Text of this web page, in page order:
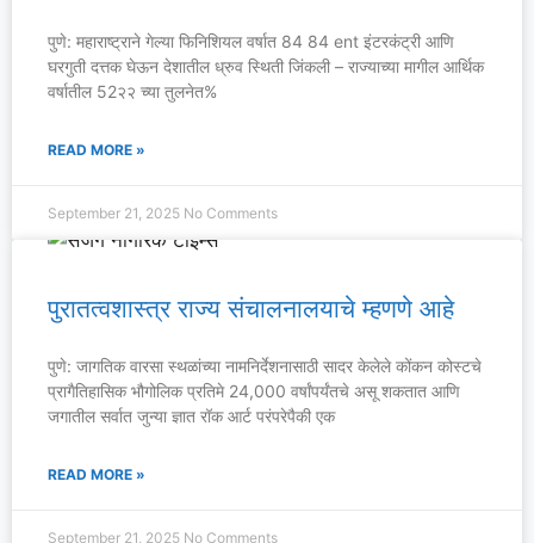
पुणे: महाराष्ट्राने गेल्या फिनिशियल वर्षात 84 84 ent इंटरकंट्री आणि
घरगुती दत्तक घेऊन देशातील ध्रुव स्थिती जिंकली – राज्याच्या मागील आर्थिक
वर्षातील 52२२ च्या तुलनेत%
READ MORE »
September 21, 2025 No Comments
पुरातत्वशास्त्र राज्य संचालनालयाचे म्हणणे आहे
पुणे: जागतिक वारसा स्थळांच्या नामनिर्देशनासाठी सादर केलेले कोंकन कोस्टचे
प्रागैतिहासिक भौगोलिक प्रतिमे 24,000 वर्षांपर्यंतचे असू शकतात आणि
जगातील सर्वात जुन्या ज्ञात रॉक आर्ट परंपरेपैकी एक
READ MORE »
September 21, 2025 No Comments